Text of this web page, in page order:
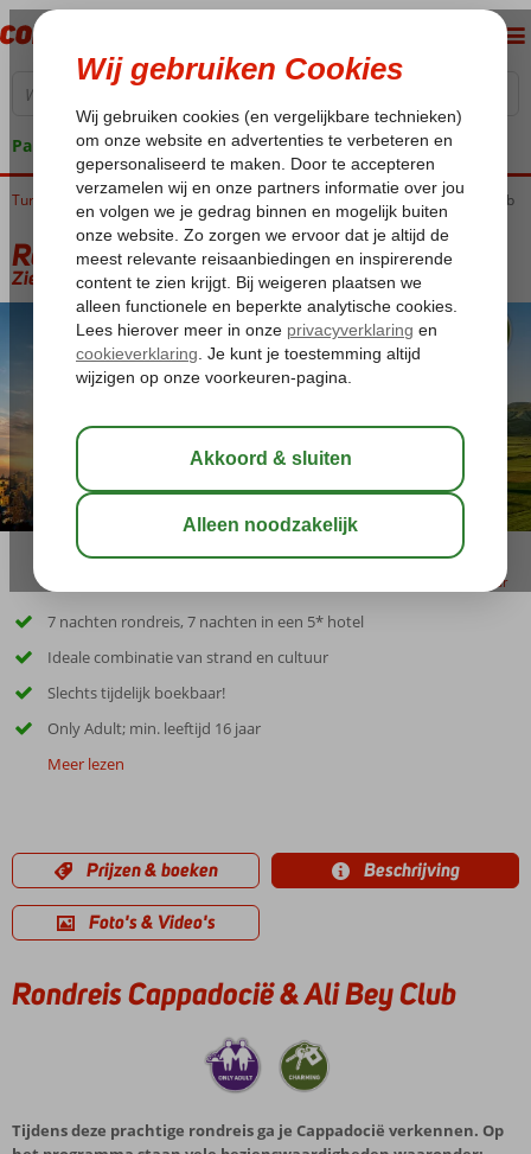
Pakketgarantie
Home
Turkije Rondreizen Rondreizen Turkije Rondreis Cappadocië & Ali Bey Club
Rondreis Cappadocië & Ali Bey Club
Zie beschrijving-Hotel
bewaar
7 nachten rondreis, 7 nachten in een 5* hotel
Ideale combinatie van strand en cultuur
Slechts tijdelijk boekbaar!
Only Adult; min. leeftijd 16 jaar
Meer lezen
Prijzen & boeken Beschrijving
Foto's & Video's
Rondreis Cappadocië & Ali Bey Club
Tijdens deze prachtige rondreis ga je Cappadocië verkennen. Op